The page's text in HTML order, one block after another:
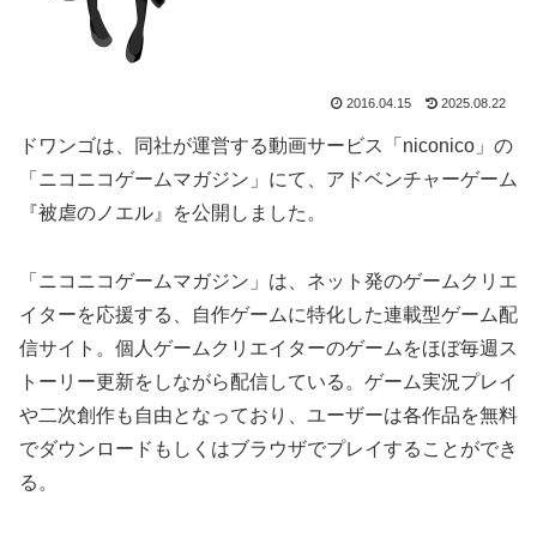
2016.04.15 2025.08.22
ドワンゴは、同社が運営する動画サービス「niconico」の
「ニコニコゲームマガジン」にて、アドベンチャーゲーム
『被虐のノエル』を公開しました。
「ニコニコゲームマガジン」は、ネット発のゲームクリエ
イターを応援する、自作ゲームに特化した連載型ゲーム配
信サイト。個人ゲームクリエイターのゲームをほぼ毎週ス
トーリー更新をしながら配信している。ゲーム実況プレイ
や二次創作も自由となっており、ユーザーは各作品を無料
でダウンロードもしくはブラウザでプレイすることができ
る。